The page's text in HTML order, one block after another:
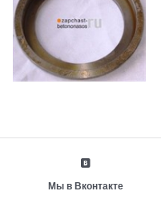
Мы в Вконтакте